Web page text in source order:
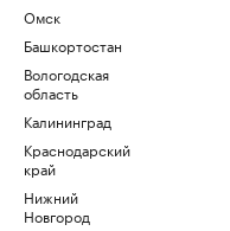
Омск
Башкортостан
Вологодская
область
Калининград
Краснодарский
край
Нижний
Новгород